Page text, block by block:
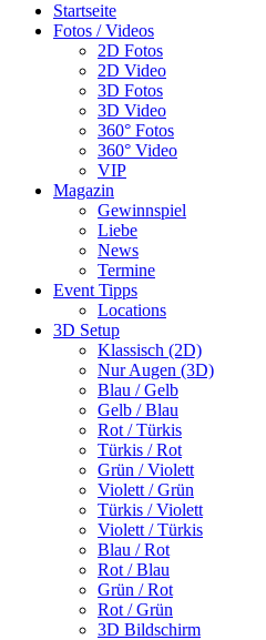
Startseite
Fotos / Videos
2D Fotos
2D Video
3D Fotos
3D Video
360° Fotos
360° Video
VIP
Magazin
Gewinnspiel
Liebe
News
Termine
Event Tipps
Locations
3D Setup
Klassisch (2D)
Nur Augen (3D)
Blau / Gelb
Gelb / Blau
Rot / Türkis
Türkis / Rot
Grün / Violett
Violett / Grün
Türkis / Violett
Violett / Türkis
Blau / Rot
Rot / Blau
Grün / Rot
Rot / Grün
3D Bildschirm